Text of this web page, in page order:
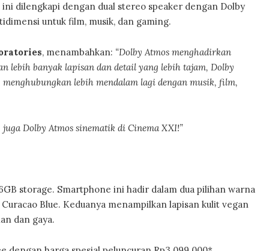
dilengkapi dengan dual stereo speaker dengan Dolby
untuk film, musik, dan gaming.
, menambahkan: “Dolby Atmos menghadirkan
lebih banyak lapisan dan detail yang lebih tajam, Dolby
lebih mendalam lagi dengan musik, film,
Dolby Atmos sinematik di Cinema XXI!”
storage. Smartphone ini hadir dalam dua pilihan warna
Blue. Keduanya menampilkan lapisan kulit vegan
dan gaya.